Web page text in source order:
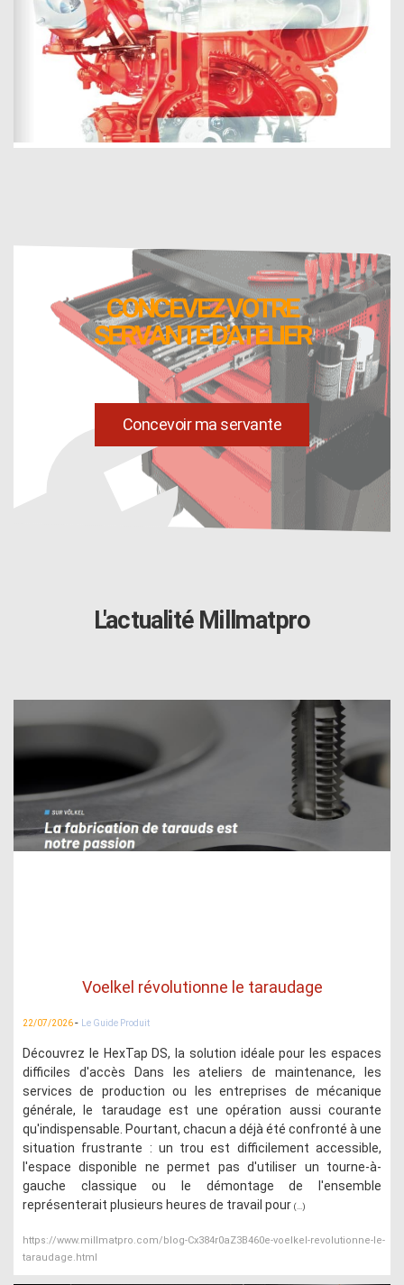
CONCEVEZ VOTRE
SERVANTE D'ATELIER
Concevoir ma servante
L'actualité Millmatpro
Voelkel révolutionne le taraudage
22/07/2026- Le Guide Produit
Découvrez le HexTap DS, la solution idéale pour les espaces
difficiles d'accès Dans les ateliers de maintenance, les
services de production ou les entreprises de mécanique
générale, le taraudage est une opération aussi courante
qu'indispensable. Pourtant, chacun a déjà été confronté à une
situation frustrante : un trou est difficilement accessible,
l'espace disponible ne permet pas d'utiliser un tourne-à-
gauche classique ou le démontage de l'ensemble
représenterait plusieurs heures de travail pour (...)
https://www.millmatpro.com/blog-Cx384r0aZ3B460e-voelkel-revolutionne-le-
taraudage.html